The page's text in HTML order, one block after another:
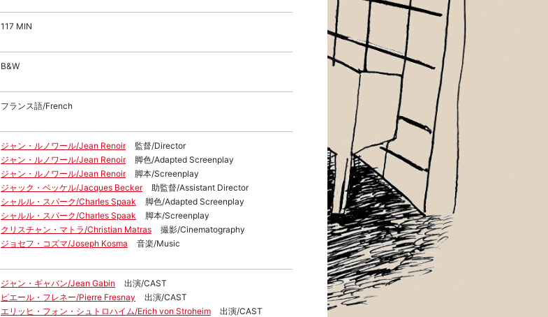
117 MIN
B&W
フランス語/French
ジャン・ルノワール/Jean Renoir
監督/Director
ジャン・ルノワール/Jean Renoir
脚色/Adapted Screenplay
ジャン・ルノワール/Jean Renoir
脚本/Screenplay
ジャック・ベッケル/Jacques Becker
助監督/Assistant Director
シャルル・スパーク/Charles Spaak
脚色/Adapted Screenplay
シャルル・スパーク/Charles Spaak
脚本/Screenplay
クリスチャン・マトラ/Christian Matras
撮影/Cinematography
ジョセフ・コズマ/Joseph Kosma
音楽/Music
ジャン・ギャバン/Jean Gabin
出演/CAST
ピエール・フレネー/Pierre Fresnay
出演/CAST
エリッヒ・フォン・シュトロハイム/Erich von Stroheim
出演/CAST